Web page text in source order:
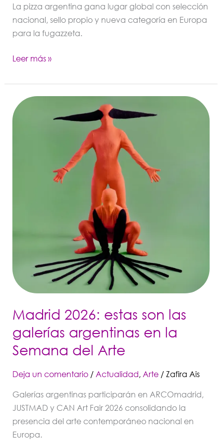
La pizza argentina gana lugar global con selección
nacional, sello propio y nueva categoría en Europa
para la fugazzeta.
Leer más »
Madrid 2026: estas son las
galerías argentinas en la
Semana del Arte
Deja un comentario / Actualidad, Arte/ Zafira Ais
Galerías argentinas participarán en ARCOmadrid,
JUSTMAD y CAN Art Fair 2026 consolidando la
presencia del arte contemporáneo nacional en
Europa.
Madrid
2026: